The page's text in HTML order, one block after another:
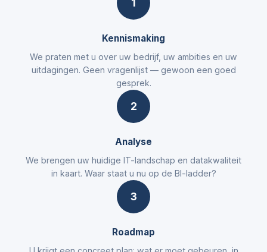
1
Kennismaking
We praten met u over uw bedrijf, uw ambities en uw
uitdagingen. Geen vragenlijst — gewoon een goed
gesprek.
2
Analyse
We brengen uw huidige IT-landschap en datakwaliteit
in kaart. Waar staat u nu op de BI-ladder?
3
Roadmap